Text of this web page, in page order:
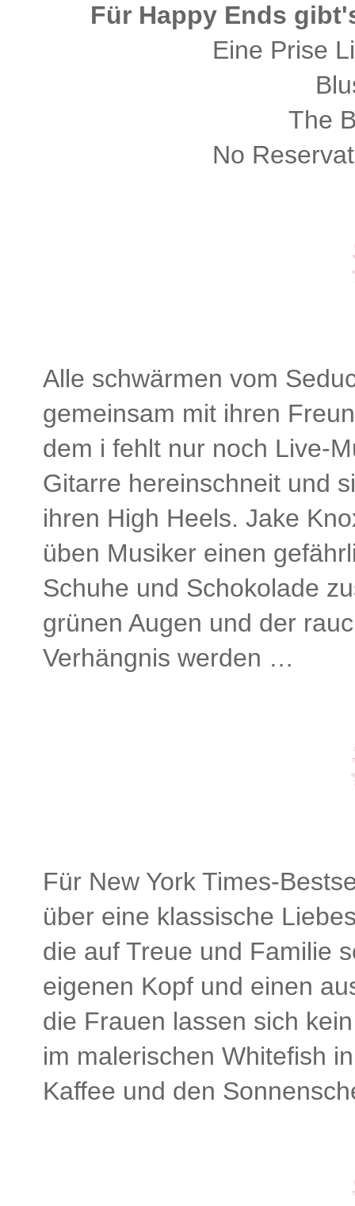
Für Happy Ends
Eine Prise
The
No
Alle schwärmen vom
gemeinsam mit ihren
dem i fehlt nur noch Live-
Gitarre hereinschneit und
ihren High Heels. Jake
üben Musiker einen
Schuhe und Schokolade
grünen Augen und der
Verhängnis werden …
Für New York Times-
über eine klassische
die auf Treue und Familie
eigenen Kopf und einen
die Frauen lassen sich
im malerischen Whitefish
Kaffee und den